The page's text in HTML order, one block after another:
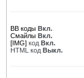
BB коды Вкл.
Смайлы Вкл.
[IMG] код Вкл.
HTML код Выкл.